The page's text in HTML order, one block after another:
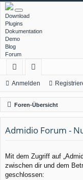
Download
Plugins
Dokumentation
Demo
Blog
Forum
ch
ne
llz
ug
f
or
en
Anmelden
Foren-Übersicht
Admidio Forum -
Mit dem Zugriff auf
zwischen dir und dem
geschlossen: